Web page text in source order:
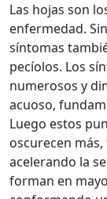
Las hojas son
enfermedad.
síntomas
pecíolos. Los
numerosos y
acuoso,
Luego estos
oscurecen
acelerando la
forman en